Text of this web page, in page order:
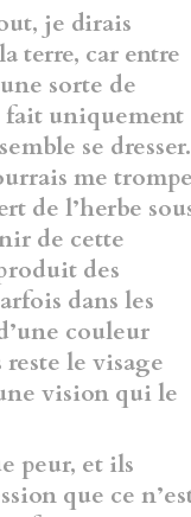
je dirais
terre, car entre
sorte de
fait uniquement
se dresser.
me
de l’herbe
de cette
des
dans les
couleur
reste le visage
vision qui le
peur, et ils
que ce